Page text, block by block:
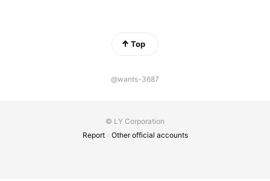
Top
@wants-3687
© LY Corporation
Report
Other official accounts